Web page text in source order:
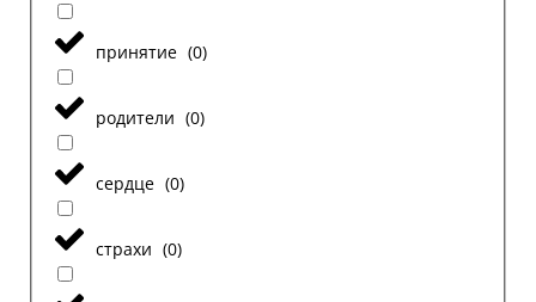
принятие (0)
родители (0)
сердце (0)
страхи (0)